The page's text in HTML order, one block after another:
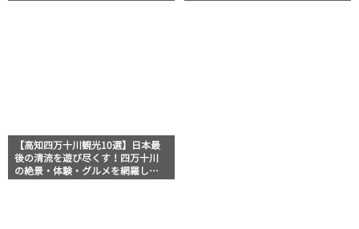
【高知四万十川観光10選】日本最
後の清流を遊び尽くす！四万十川
の絶景・体験・グルメを網羅した